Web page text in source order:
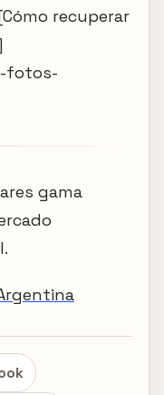
recuperar
fotos-
gama